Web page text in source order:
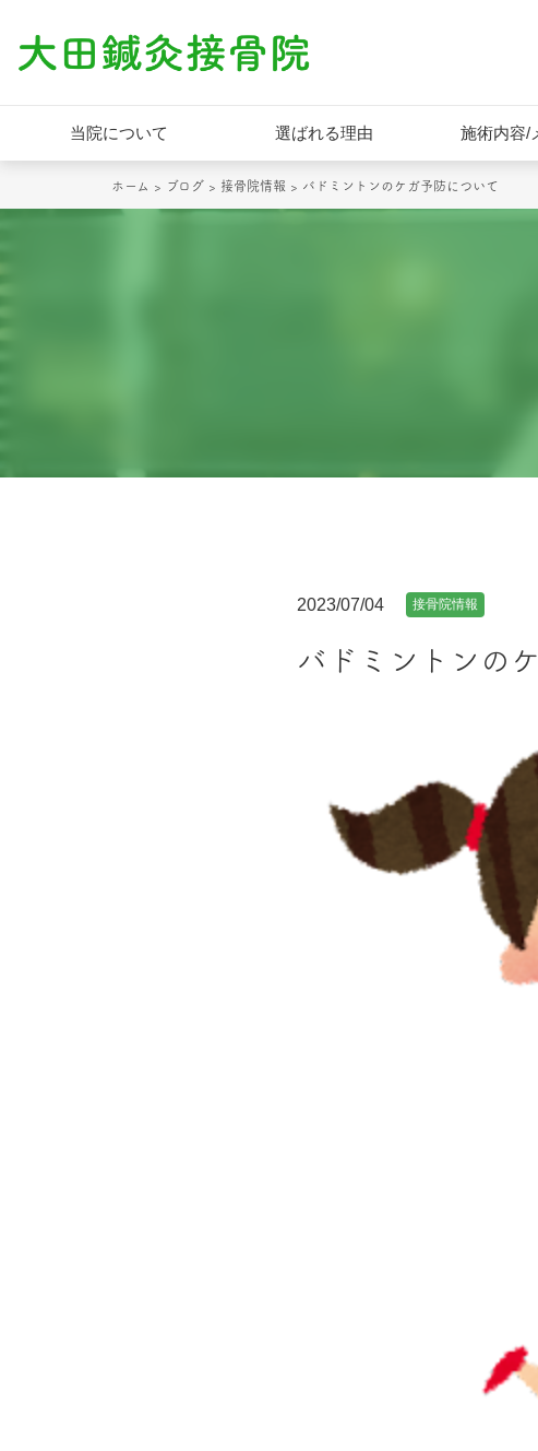
当院について 選ばれる理由 施術内容/
ホーム > ブログ > 接骨院情報 > バドミントンのケガ予防について
2023/07/04 接骨院情報
バドミントンの